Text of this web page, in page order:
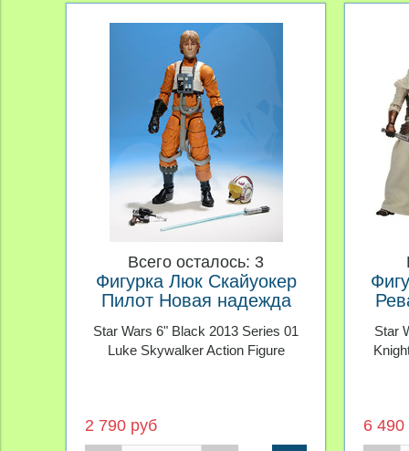
Всего осталось: 3
Фигурка Люк Скайуокер
Пилот Новая надежда
Star Wars 6" Black 2013 Series 01
Luke Skywalker Action Figure
2 790 руб
Star
6 490